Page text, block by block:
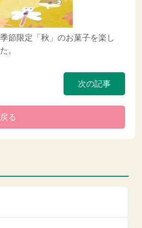
節限定「秋」のお菓子を楽し
。
次の記事
る